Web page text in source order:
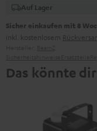
Auf Lager
Sicher einkaufen mit 8
inkl. kostenlosem
Das könnte